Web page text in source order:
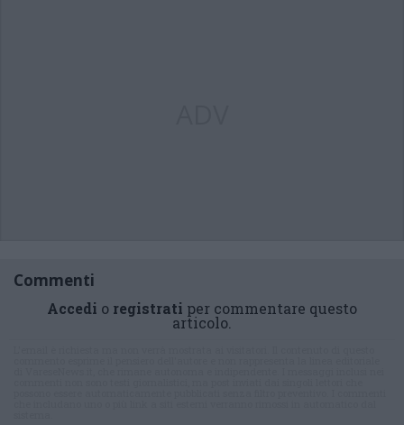
Commenti
Accedi o registrati per commentare questo
articolo.